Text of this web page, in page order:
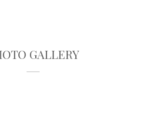
GALLERY